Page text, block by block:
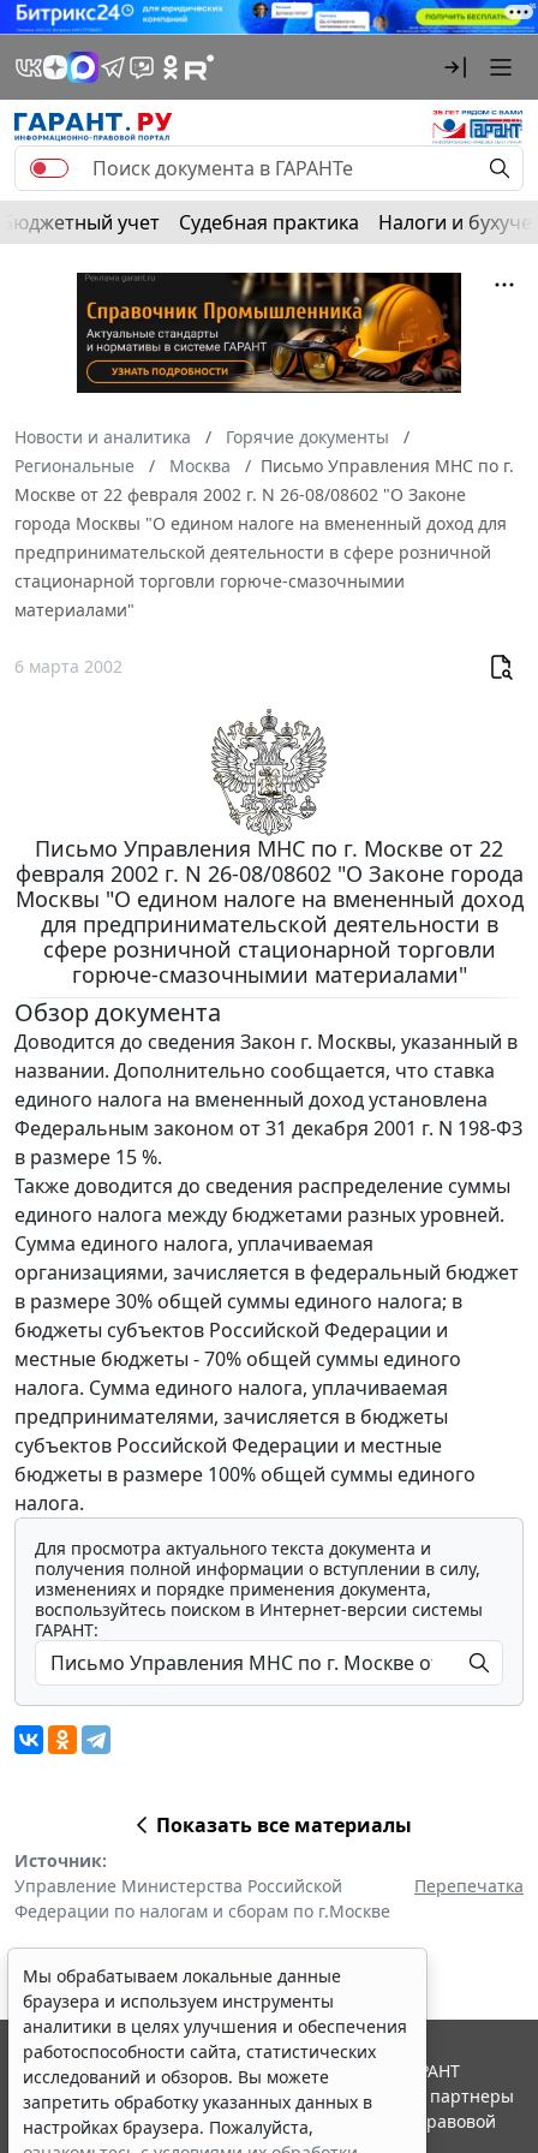
Бюджетный учет Судебная практика Налоги и
Новости и аналитика
Горячие документы
Региональные
Москва
Письмо Управления МНС по г.
Москве от 22 февраля 2002 г. N 26-08/08602 "О Законе
города Москвы "О едином налоге на вмененный доход для
предпринимательской деятельности в сфере розничной
стационарной торговли горюче-смазочнымии
материалами"
6 марта 2002
Письмо Управления МНС по г. Москве от 22
февраля 2002 г. N 26-08/08602 "О Законе города
Москвы "О едином налоге на вмененный доход
для предпринимательской деятельности в
сфере розничной стационарной торговли
горюче-смазочнымии материалами"
Обзор документа
Доводится до сведения Закон г. Москвы, указанный в
названии. Дополнительно сообщается, что ставка
единого налога на вмененный доход установлена
Федеральным законом от 31 декабря 2001 г. N 198-ФЗ
в размере 15 %.
Также доводится до сведения распределение суммы
единого налога между бюджетами разных уровней.
Сумма единого налога, уплачиваемая
организациями, зачисляется в федеральный бюджет
в размере 30% общей суммы единого налога; в
бюджеты субъектов Российской Федерации и
местные бюджеты - 70% общей суммы единого
налога. Сумма единого налога, уплачиваемая
предпринимателями, зачисляется в бюджеты
субъектов Российской Федерации и местные
бюджеты в размере 100% общей суммы единого
налога.
Для просмотра актуального текста документа и
получения полной информации о вступлении в силу,
изменениях и порядке применения документа,
воспользуйтесь поиском в Интернет-версии системы
ГАРАНТ:
Показать все материалы
Источник:
Управление Министерства Российской
Федерации по налогам и сборам по г.Москве
Перепечатка
Мы обрабатываем локальные данные
браузера и используем инструменты
аналитики в целях улучшения и обеспечения
работоспособности сайта, статистических
исследований и обзоров. Вы можете
запретить обработку указанных данных в
настройках браузера. Пожалуйста,
© ООО "НПП "ГАРАНТ-СЕРВИС", 2026. Система ГАРАНТ
выпускается с 1990 года. Компания "Гарант" и ее партнеры
являются участниками Российской ассоциации правовой
информации ГАРАНТ.